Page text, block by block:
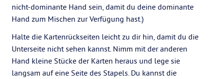
nicht-dominante Hand sein, damit du deine dominante
Hand zum Mischen zur Verfügung hast.)
Halte die Kartenrückseiten leicht zu dir hin, damit du die
Unterseite nicht sehen kannst. Nimm mit der anderen
Hand kleine Stücke der Karten heraus und lege sie
langsam auf eine Seite des Stapels. Du kannst die